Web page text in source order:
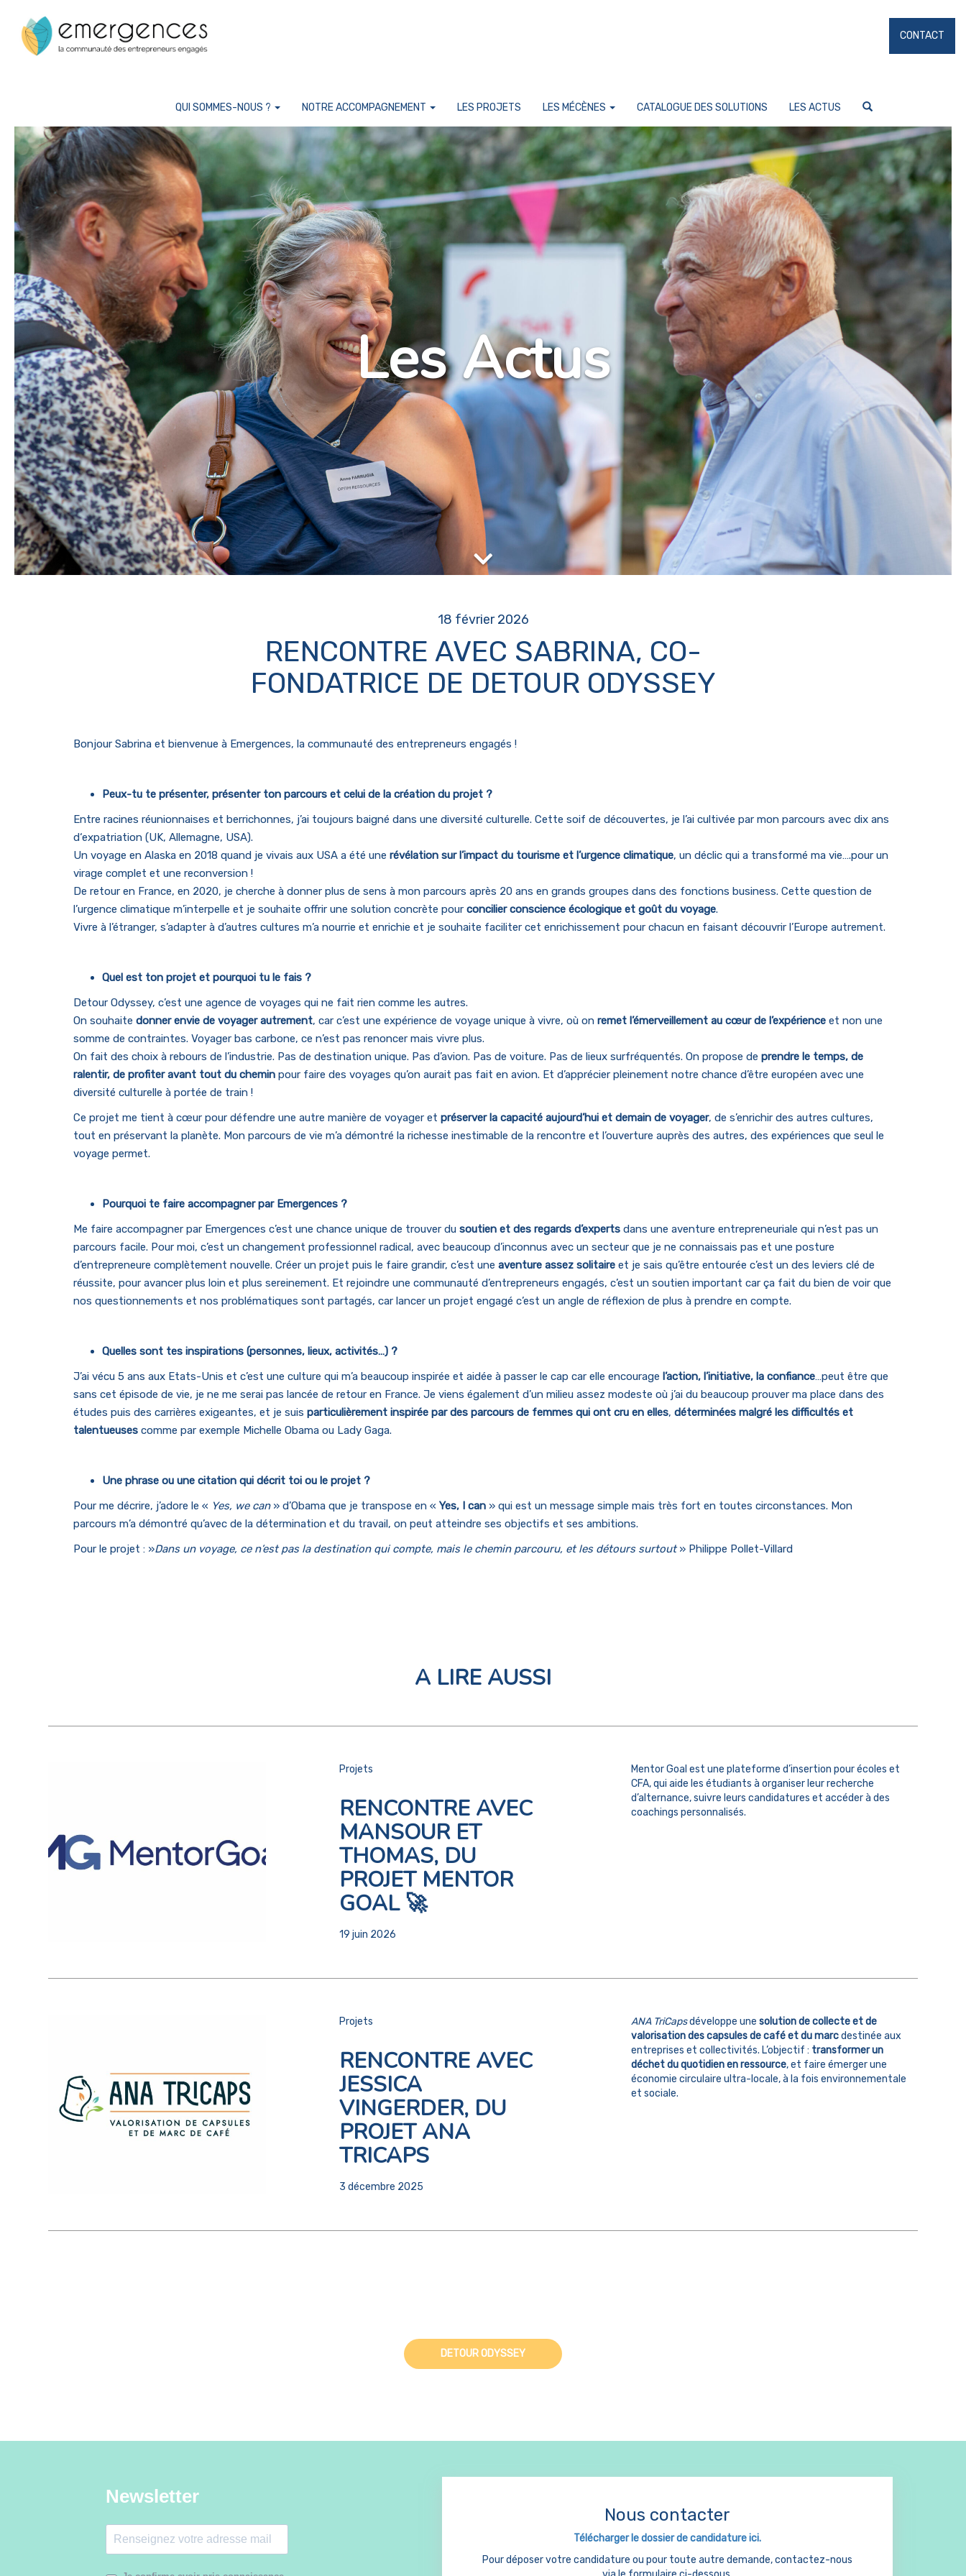
CONTACT
QUI SOMMES-NOUS ? NOTRE ACCOMPAGNEMENT LES PROJETS LES MÉCÈNES CATALOGUE DES SOLUTIONS LES ACTUS
Les Actus
18 février 2026
RENCONTRE AVEC SABRINA, CO-
FONDATRICE DE DETOUR ODYSSEY
Bonjour Sabrina et bienvenue à Emergences, la communauté des entrepreneurs engagés !
Peux-tu te présenter, présenter ton parcours et celui de la création du projet ?
Entre racines réunionnaises et berrichonnes, j’ai toujours baigné dans une diversité culturelle. Cette soif de découvertes, je l’ai cultivée par mon parcours avec dix ans
d‘expatriation (UK, Allemagne, USA).
Un voyage en Alaska en 2018 quand je vivais aux USA a été une révélation sur l’impact du tourisme et l’urgence climatique, un déclic qui a transformé ma vie….pour un
virage complet et une reconversion !
De retour en France, en 2020, je cherche à donner plus de sens à mon parcours après 20 ans en grands groupes dans des fonctions business. Cette question de
l’urgence climatique m’interpelle et je souhaite offrir une solution concrète pour concilier conscience écologique et goût du voyage.
Vivre à l’étranger, s’adapter à d’autres cultures m’a nourrie et enrichie et je souhaite faciliter cet enrichissement pour chacun en faisant découvrir l’Europe autrement.
Quel est ton projet et pourquoi tu le fais ?
Detour Odyssey, c’est une agence de voyages qui ne fait rien comme les autres.
On souhaite donner envie de voyager autrement, car c’est une expérience de voyage unique à vivre, où on remet l’émerveillement au cœur de l’expérience et non une
somme de contraintes. Voyager bas carbone, ce n’est pas renoncer mais vivre plus.
On fait des choix à rebours de l’industrie. Pas de destination unique. Pas d’avion. Pas de voiture. Pas de lieux surfréquentés. On propose de prendre le temps, de
ralentir, de profiter avant tout du chemin pour faire des voyages qu’on aurait pas fait en avion. Et d’apprécier pleinement notre chance d’être européen avec une
diversité culturelle à portée de train !
Ce projet me tient à cœur pour défendre une autre manière de voyager et préserver la capacité aujourd’hui et demain de voyager, de s’enrichir des autres cultures,
tout en préservant la planète. Mon parcours de vie m’a démontré la richesse inestimable de la rencontre et l’ouverture auprès des autres, des expériences que seul le
voyage permet.
Pourquoi te faire accompagner par Emergences ?
Me faire accompagner par Emergences c’est une chance unique de trouver du soutien et des regards d’experts dans une aventure entrepreneuriale qui n’est pas un
parcours facile. Pour moi, c’est un changement professionnel radical, avec beaucoup d’inconnus avec un secteur que je ne connaissais pas et une posture
d’entrepreneure complètement nouvelle. Créer un projet puis le faire grandir, c’est une aventure assez solitaire et je sais qu’être entourée c’est un des leviers clé de
réussite, pour avancer plus loin et plus sereinement. Et rejoindre une communauté d’entrepreneurs engagés, c’est un soutien important car ça fait du bien de voir que
nos questionnements et nos problématiques sont partagés, car lancer un projet engagé c’est un angle de réflexion de plus à prendre en compte.
Quelles sont tes inspirations (personnes, lieux, activités…) ?
J’ai vécu 5 ans aux Etats-Unis et c’est une culture qui m’a beaucoup inspirée et aidée à passer le cap car elle encourage l’action, l’initiative, la confiance…peut être que
sans cet épisode de vie, je ne me serai pas lancée de retour en France. Je viens également d’un milieu assez modeste où j’ai du beaucoup prouver ma place dans des
études puis des carrières exigeantes, et je suis particulièrement inspirée par des parcours de femmes qui ont cru en elles, déterminées malgré les difficultés et
talentueuses comme par exemple Michelle Obama ou Lady Gaga.
Une phrase ou une citation qui décrit toi ou le projet ?
Pour me décrire, j’adore le « Yes, we can» d’Obama que je transpose en « Yes, I can » qui est un message simple mais très fort en toutes circonstances. Mon
parcours m’a démontré qu’avec de la détermination et du travail, on peut atteindre ses objectifs et ses ambitions.
Pour le projet : »Dans un voyage, ce n’est pas la destination qui compte, mais le chemin parcouru, et les détours surtout» Philippe Pollet-Villard
A LIRE AUSSI
Projets
RENCONTRE AVEC
MANSOUR ET
THOMAS, DU
PROJET MENTOR
GOAL 🚀
19 juin 2026
Mentor Goal est une plateforme d’insertion pour écoles et
CFA, qui aide les étudiants à organiser leur recherche
d’alternance, suivre leurs candidatures et accéder à des
coachings personnalisés.
Projets
RENCONTRE AVEC
JESSICA
VINGERDER, DU
PROJET ANA
TRICAPS
3 décembre 2025
ANA TriCapsdéveloppe une solution de collecte et de
valorisation des capsules de café et du marcdestinée aux
entreprises et collectivités. L’objectif : transformer un
déchet du quotidien en ressource, et faire émerger une
économie circulaire ultra-locale, à la fois environnementale
et sociale.
DETOUR ODYSSEY
Newsletter
Nous contacter
Télécharger le dossier de candidature ici.
Pour déposer votre candidature ou pour toute autre demande, contactez-nous